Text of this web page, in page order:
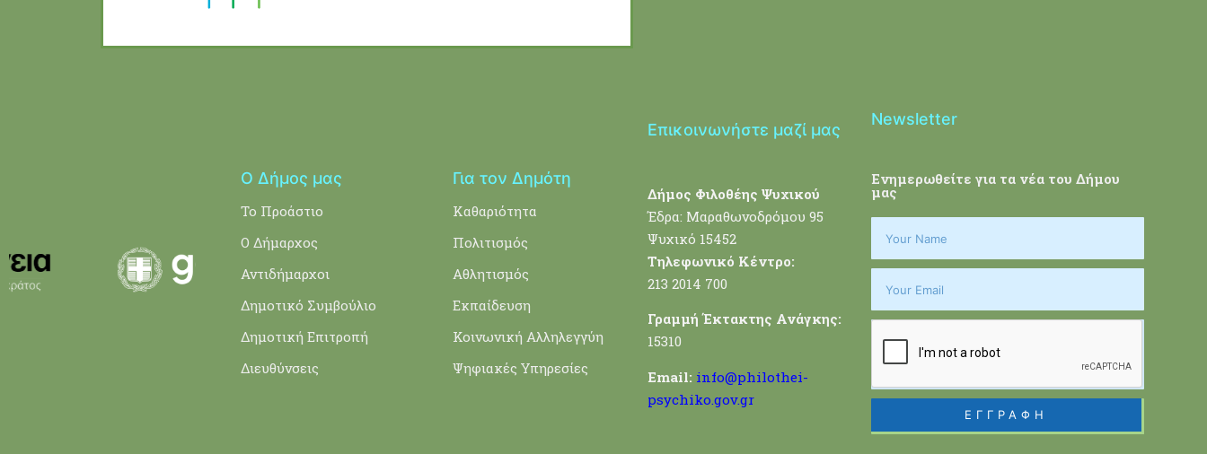
Ο Δήμος μας
Το Προάστιο
Ο Δήμαρχος
Αντιδήμαρχοι
Δημοτικό Συμβούλιο
Δημοτική Επιτροπή
Διευθύνσεις
Για τον Δημότη
Καθαριότητα
Πολιτισμός
Αθλητισμός
Εκπαίδευση
Κοινωνική Αλληλεγγύη
Ψηφιακές Υπηρεσίες
Επικοινωνήστε μαζί μας
Δήμος Φιλοθέης Ψυχικού
Έδρα: Μαραθωνοδρόμου 95
Ψυχικό 15452
Τηλεφωνικό Κέντρο:
213 2014 700
Γραμμή Έκτακτης Ανάγκης:
15310
Email: info@philothei-
psychiko.gov.gr
Newsletter
Ενημερωθείτε για τα νέα του Δήμου
μας
ΕΓΓΡΑΦΗ